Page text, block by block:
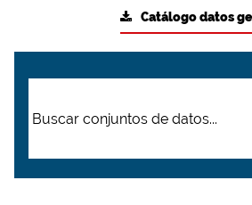
Catálogo datos